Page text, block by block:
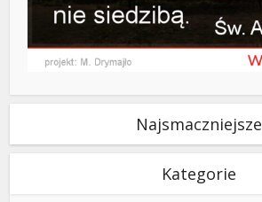
Najsmaczniejsze
Kategorie